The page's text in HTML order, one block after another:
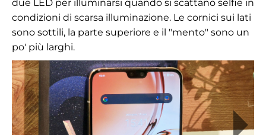
due LED per illuminarsi quando si scattano selfie in
condizioni di scarsa illuminazione. Le cornici sui lati
sono sottili, la parte superiore e il "mento" sono un
po' più larghi.